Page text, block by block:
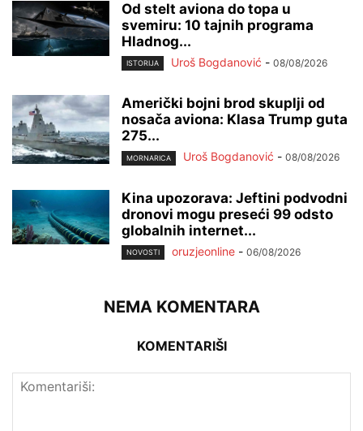
Od stelt aviona do topa u
svemiru: 10 tajnih programa
Hladnog...
ISTORIJA Uroš Bogdanović - 08/08/2026
Američki bojni brod skuplji od
nosača aviona: Klasa Trump guta
275...
MORNARICA Uroš Bogdanović - 08/08/2026
Kina upozorava: Jeftini podvodni
dronovi mogu preseći 99 odsto
globalnih internet...
NOVOSTI oruzjeonline - 06/08/2026
NEMA KOMENTARA
KOMENTARIŠI